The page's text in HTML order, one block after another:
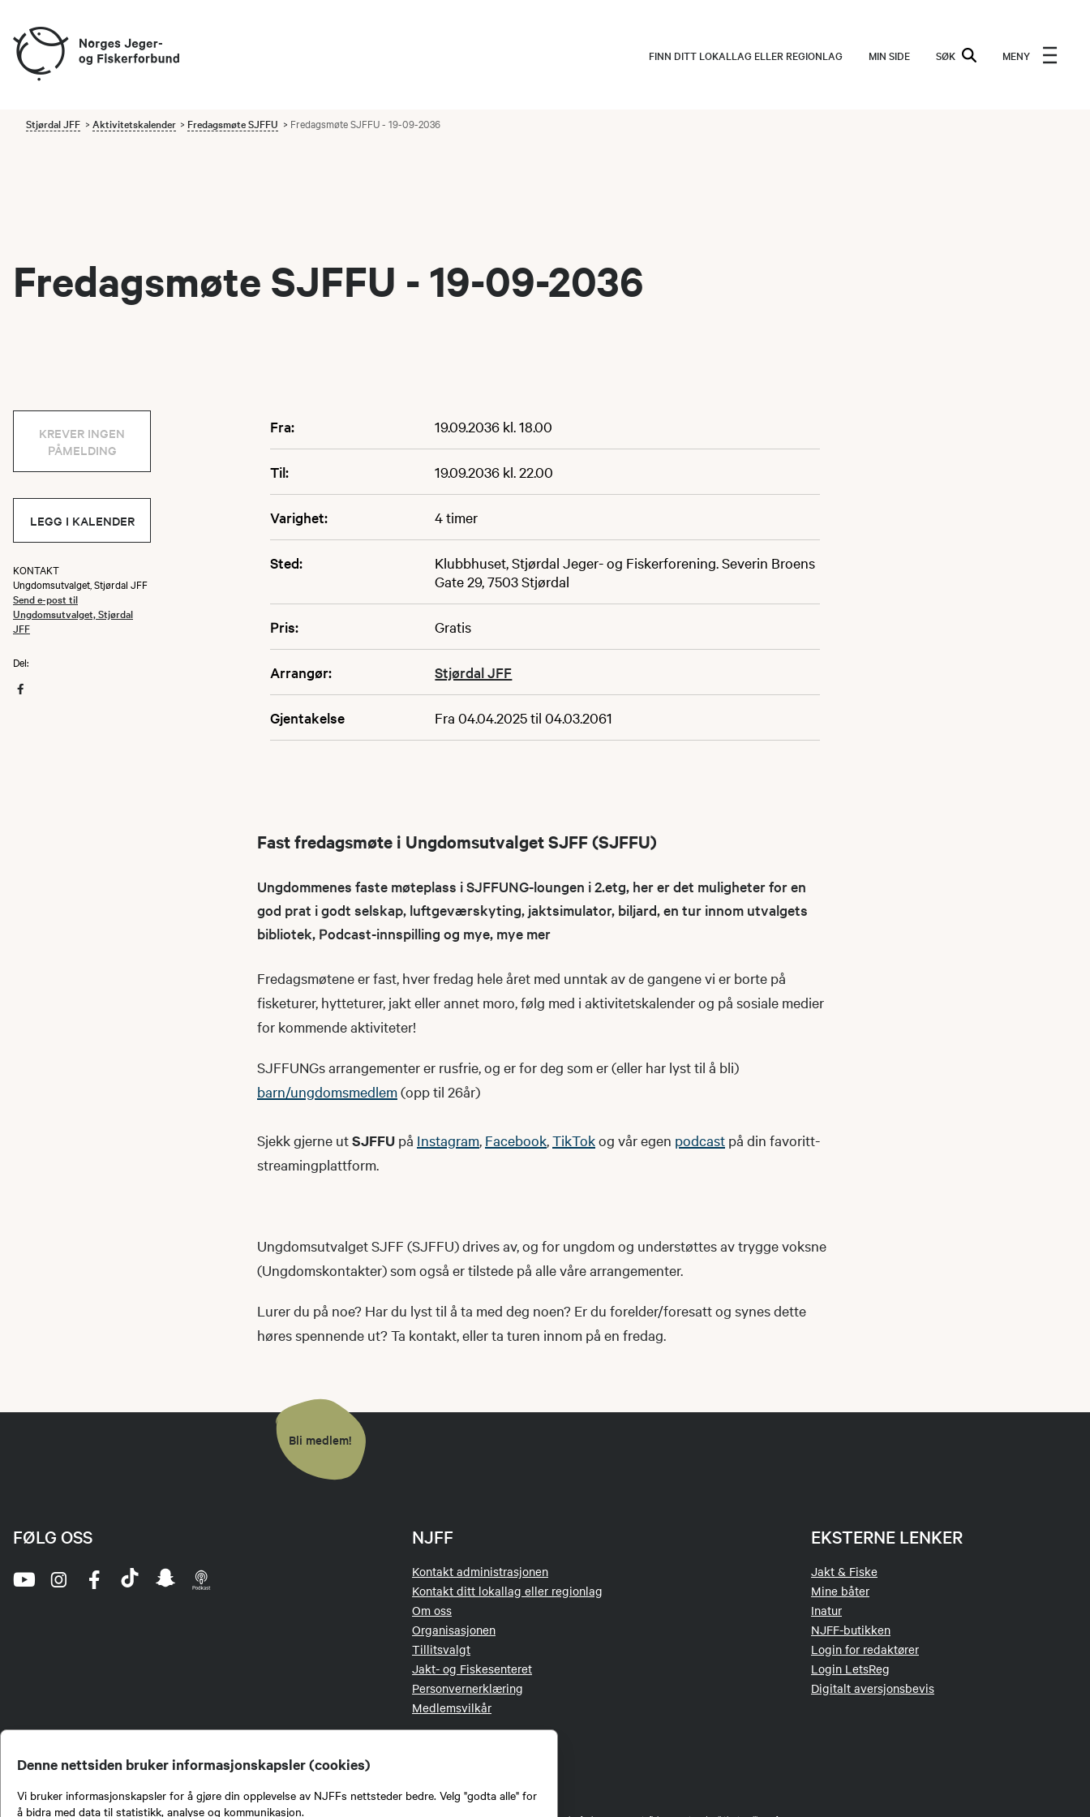
Denne nettsiden bruker informasjonskapsler (cookies)
Vi bruker informasjonskapsler for å gjøre din opplevelse av NJFFs nettsteder bedre. Velg "godta alle" for
å bidra med data til statistikk, analyse og kommunikasjon.
FINN DITT LOKALLAG ELLER REGIONLAG MIN SIDE SØK MENY
Stjørdal JFF Aktivitetskalender Fredagsmøte SJFFU Fredagsmøte SJFFU - 19-09-2036
Fredagsmøte SJFFU - 19-09-2036
Fra: 19.09.2036 kl. 18.00
Til: 19.09.2036 kl. 22.00
Varighet: 4 timer
Sted:
Klubbhuset, Stjørdal Jeger- og Fiskerforening. Severin Broens
Gate 29, 7503 Stjørdal
Pris: Gratis
Arrangør: Stjørdal JFF
Gjentakelse Fra 04.04.2025 til 04.03.2061
KREVER INGEN
PÅMELDING
LEGG I KALENDER
KONTAKT
Ungdomsutvalget, Stjørdal JFF
Send e-post til
Ungdomsutvalget, Stjørdal
JFF
Del:
Fast fredagsmøte i Ungdomsutvalget SJFF (SJFFU)
Ungdommenes faste møteplass i SJFFUNG-loungen i 2.etg, her er det muligheter for en
god prat i godt selskap, luftgeværskyting, jaktsimulator, biljard, en tur innom utvalgets
bibliotek, Podcast-innspilling og mye, mye mer
Fredagsmøtene er fast, hver fredag hele året med unntak av de gangene vi er borte på
fisketurer, hytteturer, jakt eller annet moro, følg med i aktivitetskalender og på sosiale medier
for kommende aktiviteter!
SJFFUNGs arrangementer er rusfrie, og er for deg som er (eller har lyst til å bli)
barn/ungdomsmedlem(opp til 26år)
Sjekk gjerne utSJFFU på Instagram, Facebook,TikTokog vår egen podcast på din favoritt-
streamingplattform.
Ungdomsutvalget SJFF (SJFFU) drives av, og for ungdom og understøttes av trygge voksne
(Ungdomskontakter) som også er tilstede på alle våre arrangementer.
Lurer du på noe? Har du lyst til å ta med deg noen? Er du forelder/foresatt og synes dette
høres spennende ut? Ta kontakt, eller ta turen innom på en fredag.
Bli medlem!
NJFF
Kontakt administrasjonen
Kontakt ditt lokallag eller regionlag
Om oss
Organisasjonen
Tillitsvalgt
Jakt- og Fiskesenteret
Personvernerklæring
Medlemsvilkår
EKSTERNE LENKER
Jakt & Fiske
Mine båter
Inatur
NJFF-butikken
Login for redaktører
Login LetsReg
Digitalt aversjonsbevis
FØLG OSS